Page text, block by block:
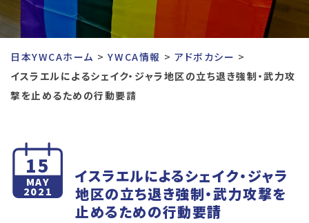
# 地域YWCA
# 東日本大震災被災者支援
# 若い女性のリーダーシップ
日本YWCAホーム YWCA情報
アドボカシー
イスラエルによるシェイク・ジャラ地区の立ち退き強制・武力攻
撃を止めるための行動要請
15
MAY
2021
イスラエルによるシェイク・ジャラ
地区の立ち退き強制・武力攻撃を
止めるための行動要請